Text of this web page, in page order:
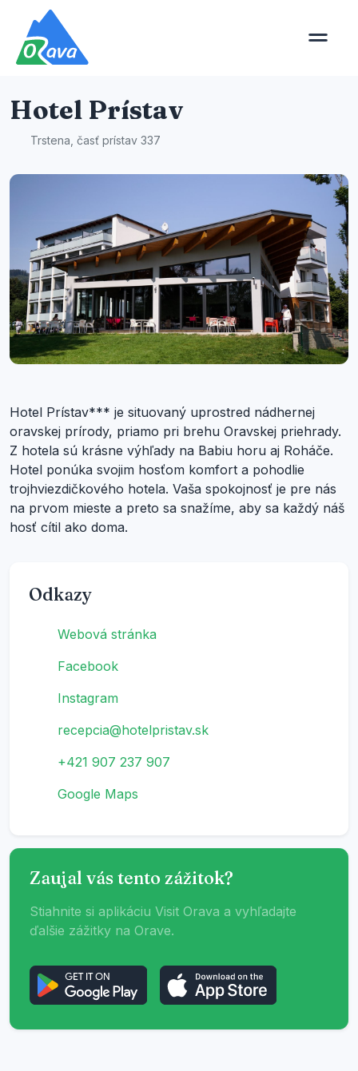
Hotel Prístav
Trstena, časť prístav 337
Hotel Prístav*** je situovaný uprostred nádhernej
oravskej prírody, priamo pri brehu Oravskej priehrady.
Z hotela sú krásne výhľady na Babiu horu aj Roháče.
Hotel ponúka svojim hosťom komfort a pohodlie
trojhviezdičkového hotela. Vaša spokojnosť je pre nás
na prvom mieste a preto sa snažíme, aby sa každý náš
hosť cítil ako doma.
Odkazy
Webová stránka
Facebook
Instagram
recepcia@hotelpristav.sk
+421 907 237 907
Google Maps
Zaujal vás tento zážitok?
Stiahnite si aplikáciu Visit Orava a vyhľadajte
ďalšie zážitky na Orave.